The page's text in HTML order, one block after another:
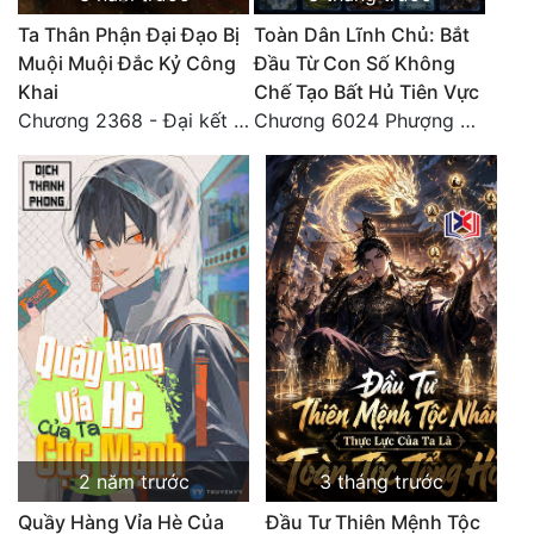
Ta Thân Phận Đại Đạo Bị
Muội Muội Đắc Kỷ Công
Khai
Chương 2368 - Đại kết cục!! (5) HẾT.
Toàn Dân Lĩnh Chủ: Bắt
Đầu Từ Con Số Không
Chế Tạo Bất Hủ Tiên Vực
Chương 6024 Phượng Tổ giúp ta! Mở lại luân hồi!
2 năm trước
Quầy Hàng Vỉa Hè Của
3 tháng trước
Đầu Tư Thiên Mệnh Tộc